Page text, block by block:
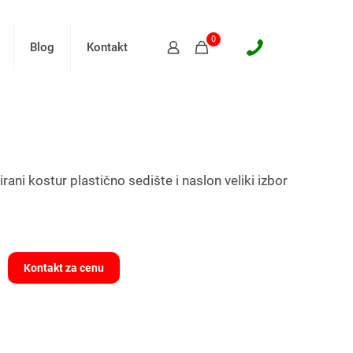
Blog Kontakt
0
kostur plastično sedište i naslon veliki izbor
Kontakt za cenu